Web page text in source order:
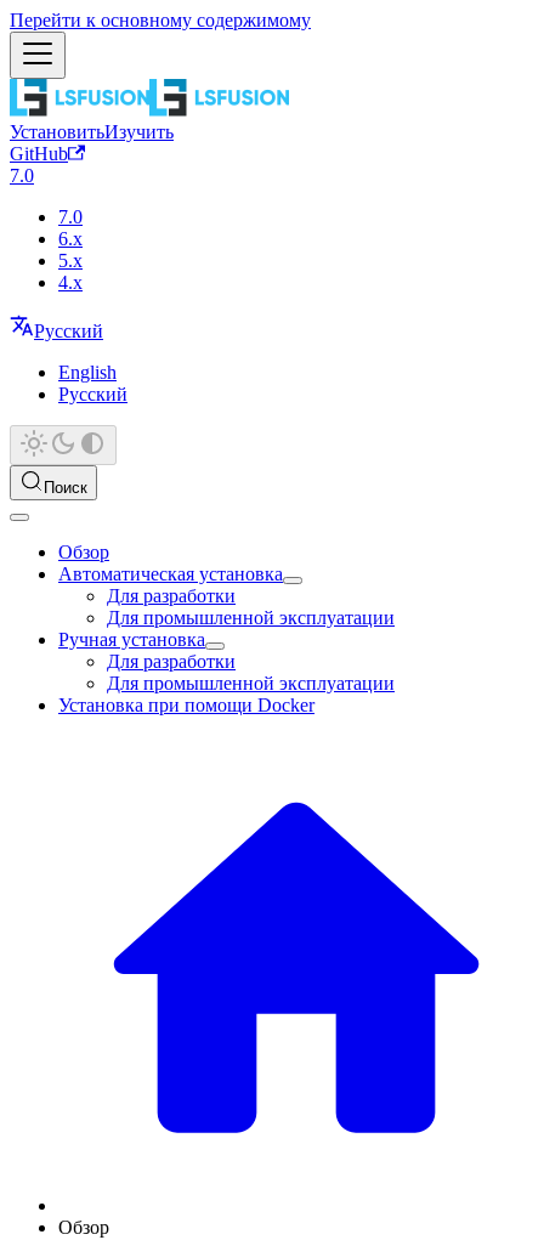
Перейти к основному содержимому
УстановитьИзучить
GitHub
7.0
7.0
6.x
5.x
4.x
Русский
English
Русский
Поиск
Обзор
Автоматическая установка
Для разработки
Для промышленной эксплуатации
Ручная установка
Для разработки
Для промышленной эксплуатации
Установка при помощи Docker
Обзор